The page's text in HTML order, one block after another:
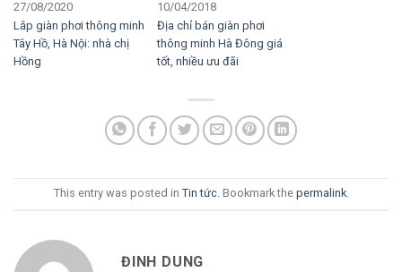
27/08/2020
Lắp giàn phơi thông minh
Tây Hồ, Hà Nội: nhà chị
Hồng
10/04/2018
Địa chỉ bán giàn phơi
thông minh Hà Đông giá
tốt, nhiều ưu đãi
This entry was posted in Tin tức. Bookmark the permalink.
ĐINH DUNG